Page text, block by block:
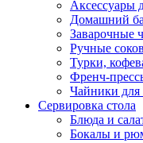
Аксессуары
Домашний
Заварочные
Ручные
Турки,
Френч-
Чайники
Сервировка стола
Блюда и
Бокалы и